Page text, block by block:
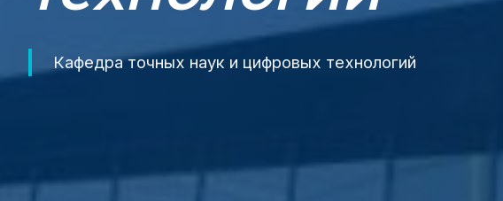
Кафедра точных наук и цифровых технологий